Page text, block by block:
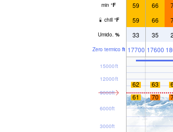
min °F 59 66
chill °F 59 66
Umido. % 33 35
Zero termico ft 17700 17600
3000ft
6000ft
9000ft
12000ft
15000ft
62 63
61
70